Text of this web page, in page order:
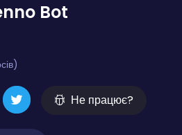
Bot
Не працює?